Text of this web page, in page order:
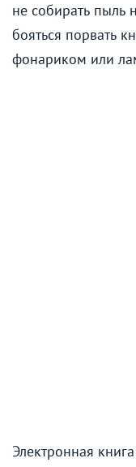
не собирать пыль
бояться порвать
фонариком или
Электронная